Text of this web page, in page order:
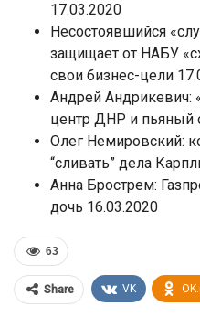
17.03.2020
Несостоявшийся
защищает от НАБУ
свои бизнес-цели
Андрей Андрикевич:
центр ДНР и пьяный
Олег Немировский:
“сливать” дела
Анна Брострем:
дочь 16.03.2020
63
Share VK